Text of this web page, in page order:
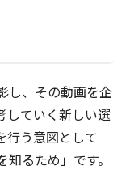
し、その動画を企
していく新しい選
行う意図として
るため」です。